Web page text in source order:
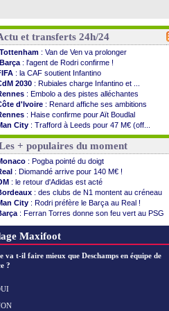
et transferts 24h/24
Tottenham : Van de Ven va prolonger
Barça : l'agent de Rodri confirme !
: la CAF soutient Infantino
2030 : Rubiales charge Infantino et ...
: Embolo a des pistes alléchantes
d'Ivoire : Renard affiche ses ambitions
: Haise confirme pour Aït Boudlal
City : Trafford à Leeds pour 47 M€ (off...
Utd: Zirkzee vers la Juventus ?
: Monaco s'impose contre Getafe
: Der Zakarian et sa relation avec Kita
: le club prêt à libérer Kondogbia ?
: le message touchant d'Akliouche
: Tebas en remet une couche
: l'UEFA maintient la pression
: Tebas encense Luis Enrique
: Vinicius jusqu'en 2032 (officiel)
: une offre refusée pour Aguerd
: Junior Diaz jusqu'en 2030 (officiel)
+ populaires du moment
: Pogba pointé du doigt
: Diomandé arrive pour 140 M€ !
: le retour d'Adidas est acté
: des clubs de N1 montent au créneau
City : Rodri préfère le Barça au Real !
: Ferran Torres donne son feu vert au PSG
: Luis Enrique satisfait malgré tout
Maxifoot
va t-il faire mieux que Deschamps en équipe de
?